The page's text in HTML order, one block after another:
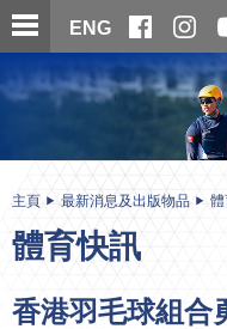
跳
至
內
ENG
内
主頁 最新消息及出版物品
體育快訊
香港羽毛球組合